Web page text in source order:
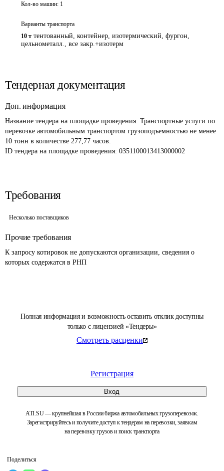
Полная информация и возможность оставить отклик доступны
только с лицензией «Тендеры»
Смотреть расценки
Регистрация
Вход
ATI.SU — крупнейшая в России биржа автомобильных грузоперевозок.
Зарегистрируйтесь и получите доступ к тендерам на перевозки, заявкам
на перевозку грузов и поиск транспорта
Поделиться
Кол-во машин: 1
Варианты транспорта
10 т тентованный, контейнер, изотермический, фургон,
цельнометалл., все закр.+изотерм
Тендерная документация
Доп. информация
Название тендера на площадке проведения: Транспортные услуги по
перевозке автомобильным транспортом грузоподъемностью не менее
10 тонн в количестве 277,77 часов.
ID тендера на площадке проведения: 0351100013413000002
Требования
Несколько поставщиков
Прочие требования
К запросу котировок не допускаются организации, сведения о
которых содержатся в РНП